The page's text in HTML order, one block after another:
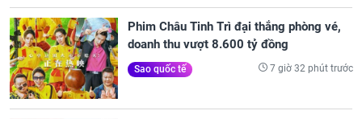
Phim Châu Tinh Trì đại thắng phòng vé,
doanh thu vượt 8.600 tỷ đồng
Sao quốc tế 7 giờ 32 phút trước